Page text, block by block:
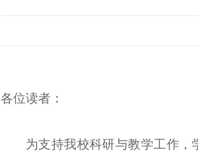
各位读者：
为支持我校科研与教学工作，